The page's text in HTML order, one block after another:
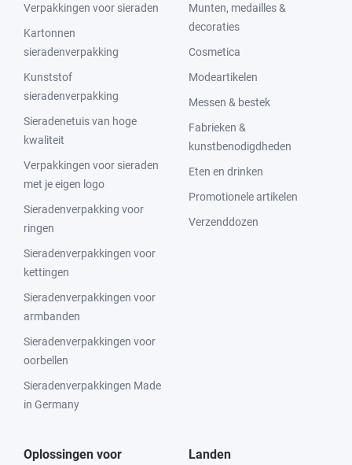
Verpakkingen voor sieraden
Kartonnen
sieradenverpakking
Kunststof
sieradenverpakking
Sieradenetuis van hoge
kwaliteit
Verpakkingen voor sieraden
met je eigen logo
Sieradenverpakking voor
ringen
Sieradenverpakkingen voor
kettingen
Sieradenverpakkingen voor
armbanden
Sieradenverpakkingen voor
oorbellen
Sieradenverpakkingen Made
in Germany
Munten, medailles &
decoraties
Cosmetica
Modeartikelen
Messen & bestek
Fabrieken &
kunstbenodigdheden
Eten en drinken
Promotionele artikelen
Verzenddozen
Oplossingen voor
Landen